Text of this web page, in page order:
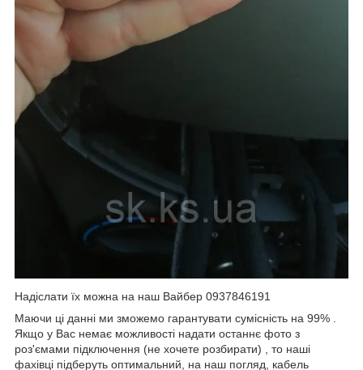
Надіслати їх можна на наш Вайбер 0937846191
Маючи ці данні ми зможемо гарантувати сумісність на 99% .
Якщо у Вас немає можливості надати останнє фото з
роз'ємами підключення (не хочете розбирати) , то наші
фахівці підберуть оптимальний, на наш погляд, кабель